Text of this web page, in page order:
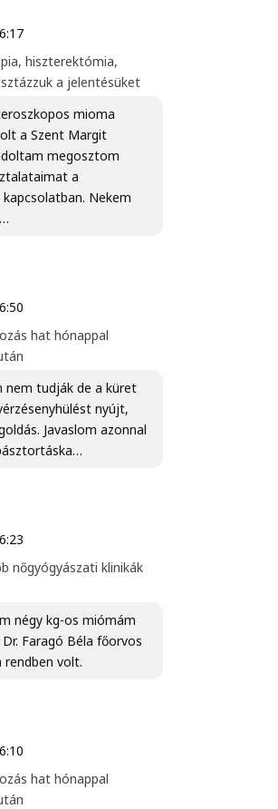
hiszterektómia,
a jelentésüket
mioma
a Szent Margit
megosztom
a
Nekem
hat hónappal
nem tudják de a küret
nyújt,
Javaslom azonnal
nőgyógyászati klinikák
négy kg-os miómám
Faragó Béla főorvos
volt.
hat hónappal